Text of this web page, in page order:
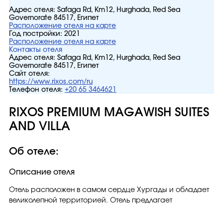
Адрес отеля: Safaga Rd, Km12, Hurghada, Red Sea
Governorate 84517, Египет
Расположение отеля на карте
Год постройки: 2021
Расположение отеля на карте
Контакты отеля
Адрес отеля: Safaga Rd, Km12, Hurghada, Red Sea
Governorate 84517, Египет
Сайт отеля:
https://www.rixos.com/ru
Телефон отеля: +20 65 3464621
RIXOS PREMIUM MAGAWISH SUITES
AND VILLA
Об отеле:
Описание отеля
Отель расположен в самом сердце Хургады и обладает
великолепной территорией. Отель предлагает